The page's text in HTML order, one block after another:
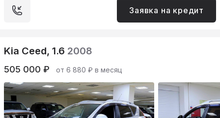
Заявка на кредит
Kia Ceed, 1.6 2008
505 000 ₽ от 6 880 ₽ в месяц